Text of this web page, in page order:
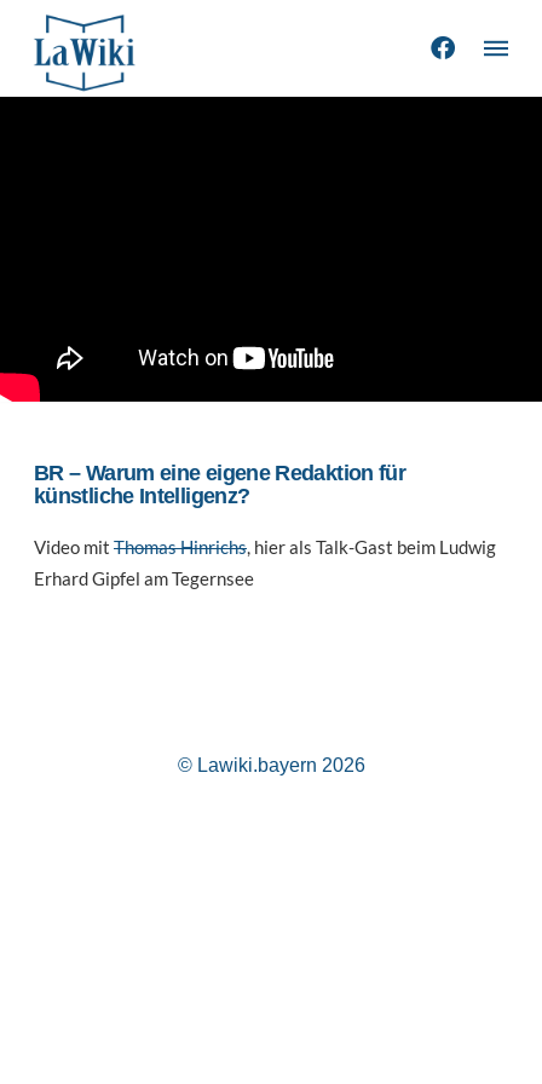
BR – Warum eine eigene Redaktion für
künstliche Intelligenz?
Video mit Thomas Hinrichs, hier als Talk-Gast beim Ludwig
Erhard Gipfel am Tegernsee
© Lawiki.bayern 2026